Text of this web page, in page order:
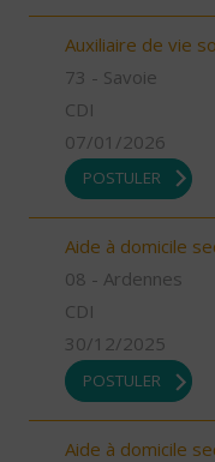
Auxiliaire de vie
73 - Savoie
CDI
07/01/2026
POSTULER
Aide à domicile
08 - Ardennes
CDI
30/12/2025
POSTULER
Aide à domicile